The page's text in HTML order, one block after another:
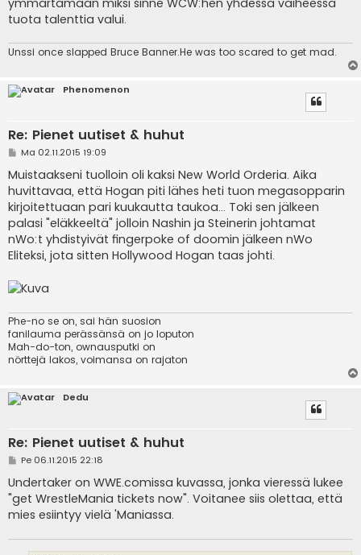
ymmärtämään miksi sinne WCW:hen yhdessä vaiheessa
tuota talenttia valui.
Unssi once slapped Bruce Banner.He was too scared to get mad.
Phenomenon
Re: Pienet uutiset & huhut
V
e
s
t
i
Ma 02.11.2015 19:09
Muistaakseni tuolloin oli kaksi New World Orderia. Aika
huvittavaa, että Hogan piti lähes heti tuon megasopparin
kirjoitettuaan pari kuukautta taukoa... Toki sen jälkeen
palasi "eläkkeeltä" jolloin Nashin ja Steinerin johtamat
nWo:t yhdistyivät fingerpoke of doomin jälkeen nWo
Eliteksi, jota sitten Hollywood Hogan taas johti.
Phe-no se on, sai hän suosion
fanilauma perässänsä on jo loputon
Mah-do-ton, ownausputki on
nörttejä lakos, voimansa on rajaton
Dedu
Re: Pienet uutiset & huhut
V
e
s
t
i
Pe 06.11.2015 22:18
Undertaker on WWE.comissa kuvassa, jonka vieressä lukee
"get WrestleMania tickets now". Voitanee siis olettaa, että
mies esiintyy vielä 'Maniassa.